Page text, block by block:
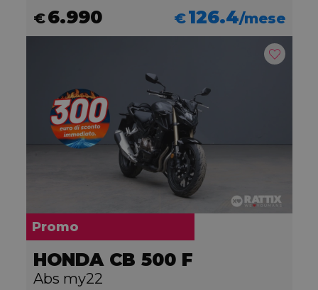
€6.990 €126.4/mese
Promo
HONDA CB 500 F
Abs my22